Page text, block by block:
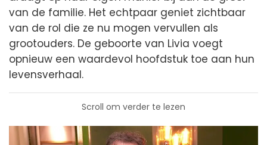
van de familie. Het echtpaar geniet zichtbaar
van de rol die ze nu mogen vervullen als
grootouders. De geboorte van Livia voegt
opnieuw een waardevol hoofdstuk toe aan hun
levensverhaal.
Scroll om verder te lezen